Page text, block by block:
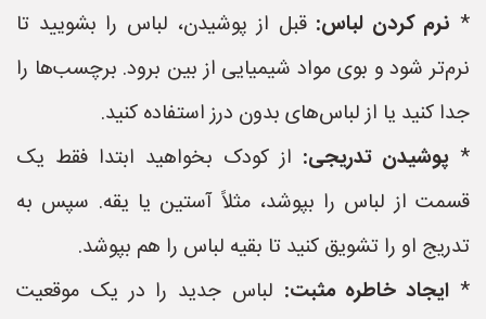
* نرم کردن لباس: قبل از پوشیدن، لباس را بشویید تا
نرم‌تر شود و بوی مواد شیمیایی از بین برود. برچسب‌ها را
جدا کنید یا از لباس‌های بدون درز استفاده کنید.
* پوشیدن تدریجی: از کودک بخواهید ابتدا فقط یک
قسمت از لباس را بپوشد، مثلاً آستین یا یقه. سپس به
تدریج او را تشویق کنید تا بقیه لباس را هم بپوشد.
* ایجاد خاطره مثبت: لباس جدید را در یک موقعیت